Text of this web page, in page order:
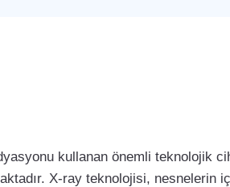
kullanan önemli teknolojik
X-ray teknolojisi, nesnelerin iç